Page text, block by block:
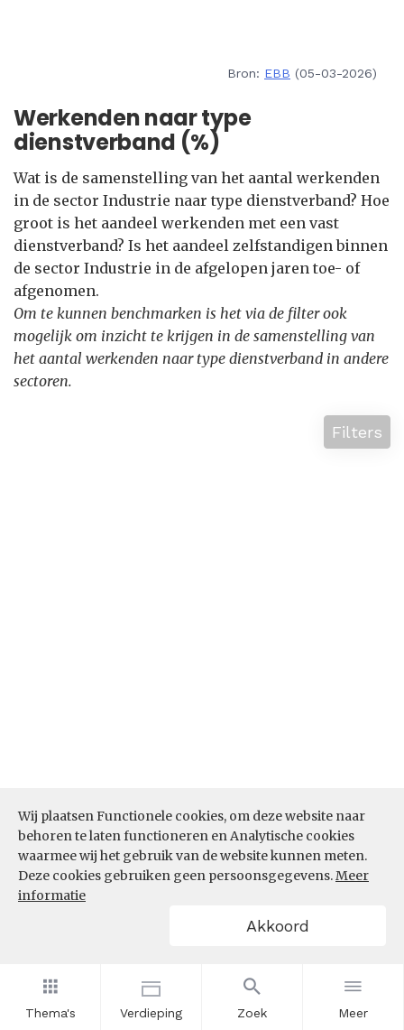
Thema's Verdieping Zoek Meer
Wij plaatsen Functionele cookies, om deze website naar
behoren te laten functioneren en Analytische cookies
waarmee wij het gebruik van de website kunnen meten.
Deze cookies gebruiken geen persoonsgegevens.Meer
informatie
Akkoord
Bron: EBB (05-03-2026)
Werkenden naar type
dienstverband (%)
Wat is de samenstelling van het aantal werkenden
in de sector Industrie naar type dienstverband? Hoe
groot is het aandeel werkenden met een vast
dienstverband? Is het aandeel zelfstandigen binnen
de sector Industrie in de afgelopen jaren toe- of
afgenomen.
Om te kunnen benchmarken is het via de filter ook
mogelijk om inzicht te krijgen in de samenstelling van
het aantal werkenden naar type dienstverband in andere
sectoren.
Filters
Bron:CBS microdata (EBB)(05-03-2026)
Werkenden deelname leven lang
In hoeverre nemen werkenden binnen de sector
Industrie deel aan leven lang leren? Is het aandeel